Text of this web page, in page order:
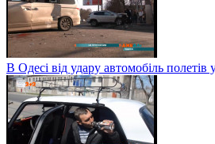
В Одесі від удару автомобіль полетів